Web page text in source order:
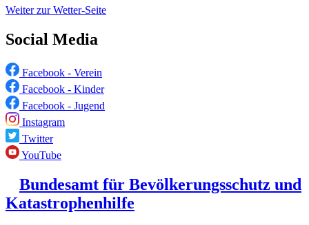
Weiter zur Wetter-Seite
Social Media
Facebook - Verein
Facebook - Kinder
Facebook - Jugend
Instagram
Twitter
YouTube
Bundesamt für Bevölkerungsschutz und
Katastrophenhilfe